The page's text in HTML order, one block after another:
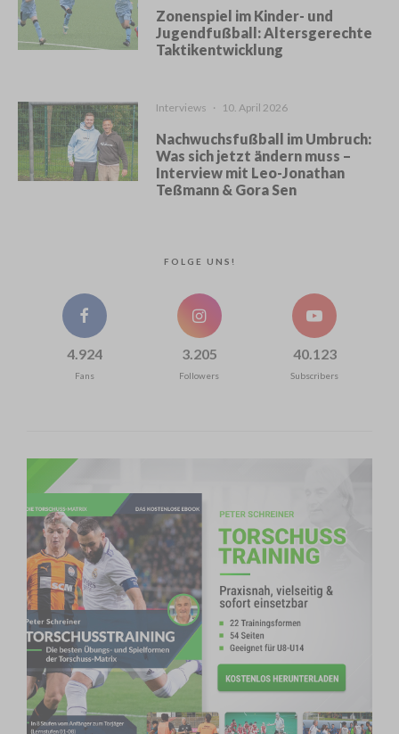
Zonenspiel im Kinder- und
Jugendfußball: Altersgerechte
Taktikentwicklung
Interviews · 10. April 2026
Nachwuchsfußball im Umbruch:
Was sich jetzt ändern muss –
Interview mit Leo-Jonathan
Teßmann & Gora Sen
FOLGE UNS!
4.924
Fans
3.205
Followers
40.123
Subscribers